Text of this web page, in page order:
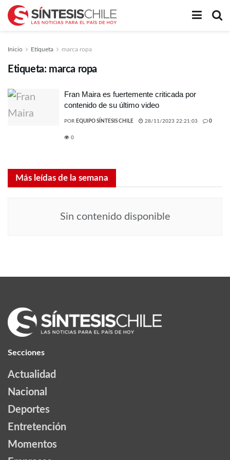
Inicio Etiqueta marca ropa
Etiqueta: marca ropa
Fran Maira es fuertemente criticada por
contenido de su último video
POR EQUIPO SÍNTESIS CHILE 28/11/2023 22:21:03 0
0
Más leídas de la semana
Sin contenido disponible
Secciones
Actualidad
Nacional
Deportes
Entretención
Momentos